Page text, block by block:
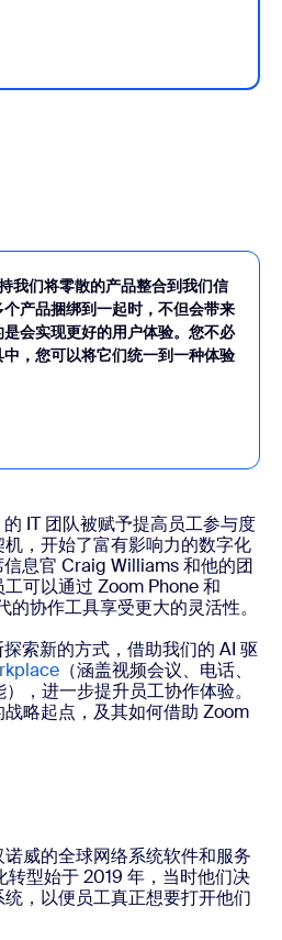
们将零散的产品整合到我们信
产品捆绑到一起时，不但会带来
会实现更好的用户体验。您不必
，您可以将它们统一到一种体验
的 IT 团队被赋予提高员工参与度
，开始了富有影响力的数字化
息官 Craig Williams 和他的团
可以通过 Zoom Phone 和
协作工具享受更大的灵活性。
索新的方式，借助我们的 AI 驱
（涵盖视频会议、电话、
，进一步提升员工协作体验。
略起点，及其如何借助 Zoom
威的全球网络系统软件和服务
型始于 2019 年，当时他们决
，以便员工真正想要打开他们